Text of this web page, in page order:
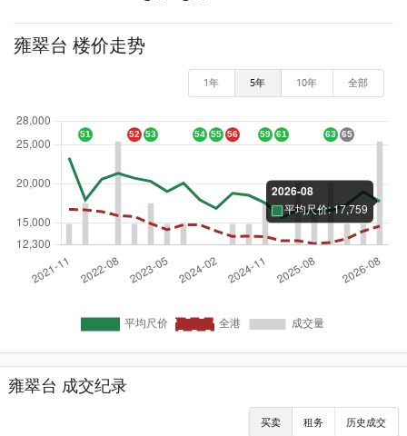
雍翠台 楼价走势
1年 5年 10年 全部
雍翠台 成交纪录
买卖 租务 历史成交